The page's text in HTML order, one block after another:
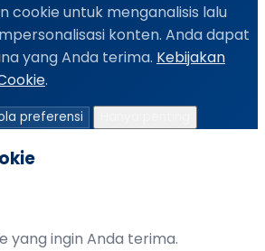
cookie untuk menganalisis lalu
konten. Anda dapat
yang Anda terima. Kebijakan
.
preferensi
yang ingin Anda terima.